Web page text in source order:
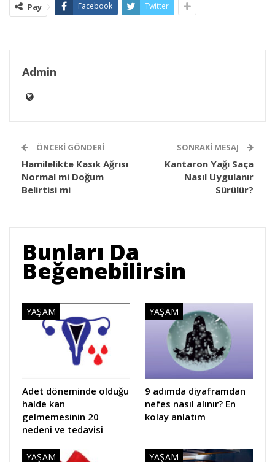
Pay Facebook Twitter
Admin
ÖNCEKI GÖNDERI
Hamilelikte Kasık Ağrısı
Normal mi Doğum
Belirtisi mi
SONRAKI MESAJ
Kantaron Yağı Saça
Nasıl Uygulanır
Sürülür?
Bunları Da
Beğenebilirsin
YAŞAM
Adet döneminde olduğu
halde kan
gelmemesinin 20
nedeni ve tedavisi
YAŞAM
9 adımda diyaframdan
nefes nasıl alınır? En
kolay anlatım
YAŞAM YAŞAM